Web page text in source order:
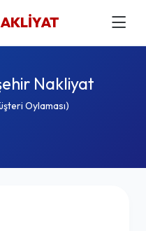
Nakliyat
Oylaması)